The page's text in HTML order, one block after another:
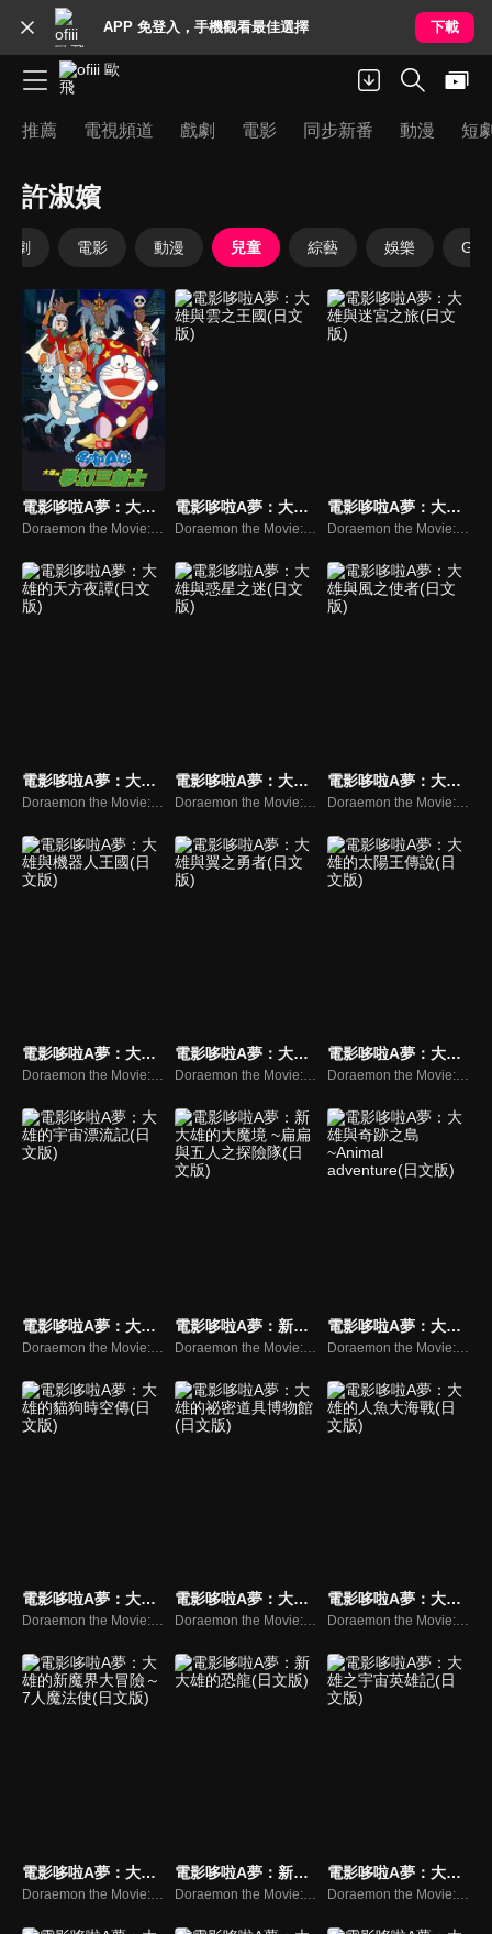
APP 免登入，手機觀看最佳選擇 下載
推薦 電視頻道 戲劇 電影 同步新番 動漫 短
許淑嬪
戲劇 電影 動漫 兒童 綜藝 娛樂
電影哆啦A夢：大雄與夢幻三劍士(日文版)
Doraemon the Movie: Nobita's Three Visionary Swordsmen
電影哆啦A夢：大雄與雲之王國(日文版)
Doraemon the Movie: Nobita and the Kingdom of Clouds
電影哆啦A夢：大雄與迷宮之旅(日文版)
Doraemon the Movie: Nobita and the Tin Labyrinth
電影哆啦A夢：大雄的天方夜譚(日文版) 電影哆啦A夢：大雄與惑星之迷(日文版)
Doraemon the Movie: Nobita and the Animal Planet
電影哆啦A夢：大雄與風之使者(日文版)
Doraemon the Movie:Nobita and the Mysterious Wind Wizard
電影哆啦A夢：大雄與機器人王國(日文版) 電影哆啦A夢：大雄與翼之勇者(日文版)
Doraemon the Movie:Nobita and the Winged Brave Men
電影哆啦A夢：大雄的太陽王傳說(日文版)
Doraemon the Movie:Nobita’s Legendary King of The Sun
電影哆啦A夢：大雄的宇宙漂流記(日文版)
Doraemon the Movie:Nobita's Drifts in the Universe
電影哆啦A夢：新大雄的大魔境 ~扁扁與五人之探險隊(日文版)
Doraemon the Movie:Nobita in the New Haunts of Evil- Peko and the Five Explorers -
電影哆啦A夢：大雄與奇跡之島~Animal adventure(日文版)
Doraemon the Movie:Nobita and The Last Haven -Animal Adventure-
電影哆啦A夢：大雄的貓狗時空傳(日文版)
Doraemon the Movie:Nobita in the Wan-Nyan Space-time Odyssey
電影哆啦A夢：大雄的祕密道具博物館(日文版)
Doraemon the Movie:Nobita in the Secret Gadgets Museum
電影哆啦A夢：大雄的人魚大海戰(日文版)
Doraemon the Movie:Nobita’s Mermaid Legend
電影哆啦A夢：大雄的新魔界大冒險～7人魔法使(日文版) 電影哆啦A夢：新大雄的恐龍(日文版)
Doraemon the Movie:Nobita’s Dinosaur 2006
電影哆啦A夢：大雄之宇宙英雄記(日文版)
Doraemon the Movie:Nobita and the Space Heroes